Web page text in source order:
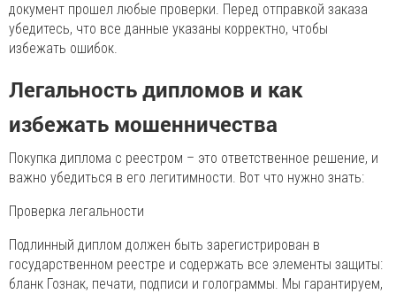
документ прошел любые проверки. Перед отправкой заказа
убедитесь, что все данные указаны корректно, чтобы
избежать ошибок.
Легальность дипломов и как
избежать мошенничества
Покупка диплома с реестром – это ответственное решение, и
важно убедиться в его легитимности. Вот что нужно знать:
Проверка легальности
Подлинный диплом должен быть зарегистрирован в
государственном реестре и содержать все элементы защиты:
бланк Гознак, печати, подписи и голограммы. Мы гарантируем,